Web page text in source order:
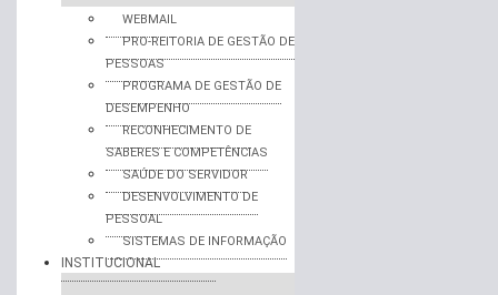
WEBMAIL
PRO-REITORIA DE GESTÃO DE
PESSOAS
PROGRAMA DE GESTÃO DE
DESEMPENHO
RECONHECIMENTO DE
SABERES E COMPETÊNCIAS
SAÚDE DO SERVIDOR
DESENVOLVIMENTO DE
PESSOAL
SISTEMAS DE INFORMAÇÃO
INSTITUCIONAL